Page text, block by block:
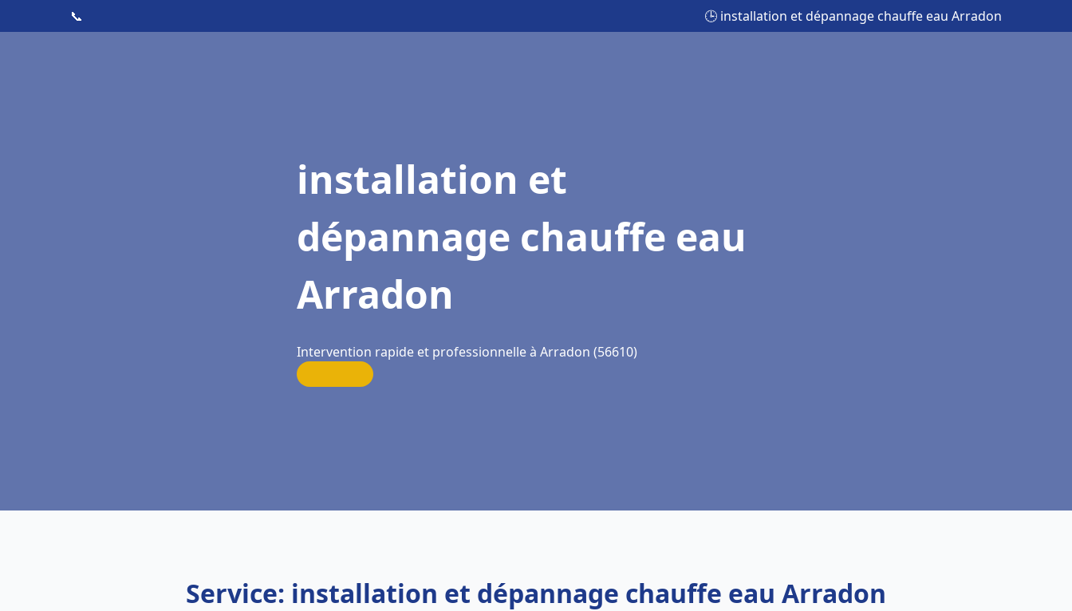
📞 🕒 installation et dépannage chauffe eau Arradon
installation et
dépannage chauffe eau
Arradon
Intervention rapide et professionnelle à Arradon (56610)
Service: installation et dépannage chauffe eau Arradon